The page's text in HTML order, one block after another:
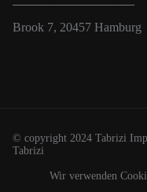
Brook 7, 20457 Hamburg
© copyright 2024 Tabrizi
Tabrizi
Wir verwenden